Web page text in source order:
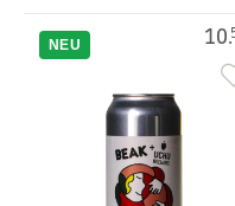
10.
NEU